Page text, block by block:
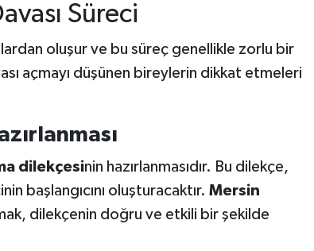
Süreci
oluşur ve bu süreç genellikle zorlu bir
açmayı düşünen bireylerin dikkat etmeleri
dilekçesinin hazırlanmasıdır. Bu dilekçe,
başlangıcını oluşturacaktır. Mersin
dilekçenin doğru ve etkili bir şekilde